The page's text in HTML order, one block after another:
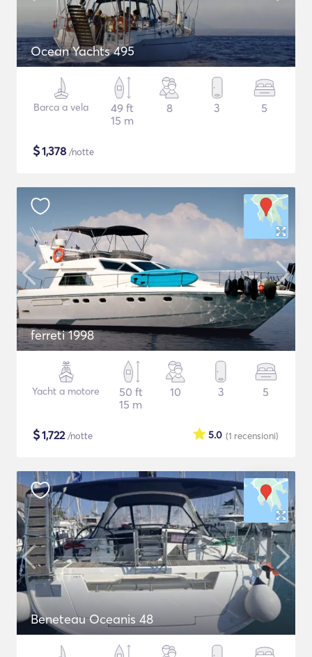
Ocean Yachts 495
Barca a vela
49 ft
15 m
8 3 5
$1,378 /notte
ferreti 1998
Yacht a motore
50 ft
15 m
10 3 5
$1,722/notte (1 recensioni)
5.0
Beneteau Oceanis 48